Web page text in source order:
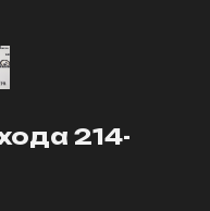
214-